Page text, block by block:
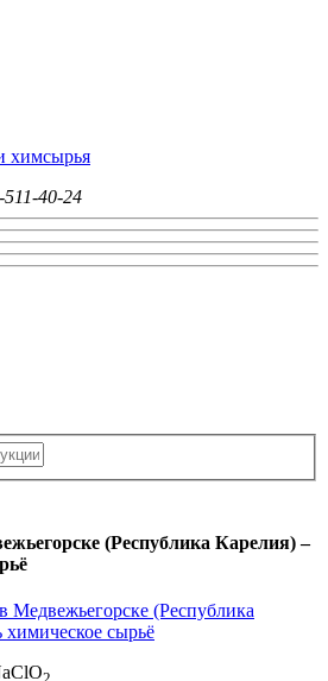
химсырья
40-24
(Республика Карелия) –